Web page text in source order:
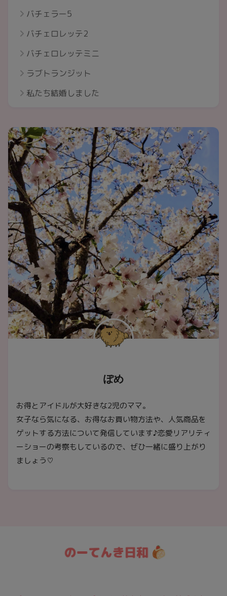
バチェラー5
バチェロレッテ2
バチェロレッテミニ
ラブトランジット
私たち結婚しました
ぽめ
お得とアイドルが大好きな2児のママ。
女子なら気になる、お得なお買い物方法や、人気商品を
ゲットする方法について発信しています♪恋愛リアリティ
ーショーの考察もしているので、ぜひ一緒に盛り上がり
ましょう♡